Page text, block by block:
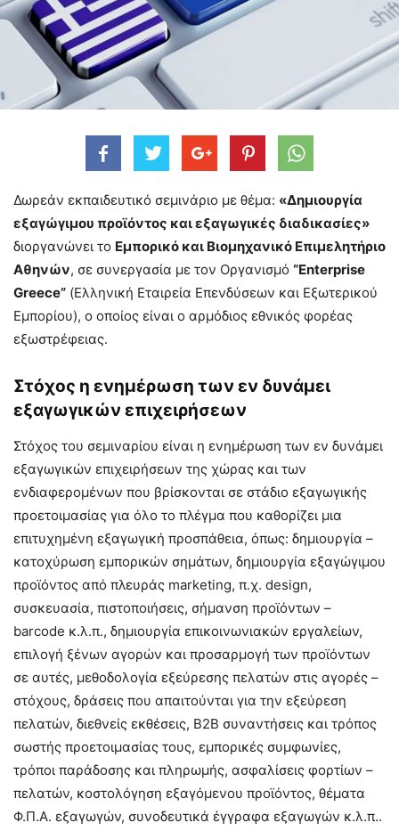
Δωρεάν εκπαιδευτικό σεμινάριο με θέμα: «Δημιουργία
εξαγώγιμου προϊόντος και εξαγωγικές διαδικασίες»
διοργανώνει το Εμπορικό και Βιομηχανικό Επιμελητήριο
Αθηνών, σε συνεργασία με τον Οργανισμό “Enterprise
Greece” (Ελληνική Εταιρεία Επενδύσεων και Εξωτερικού
Εμπορίου), ο οποίος είναι ο αρμόδιος εθνικός φορέας
εξωστρέφειας.
Στόχος η ενημέρωση των εν δυνάμει
εξαγωγικών επιχειρήσεων
Στόχος του σεμιναρίου είναι η ενημέρωση των εν δυνάμει
εξαγωγικών επιχειρήσεων της χώρας και των
ενδιαφερομένων που βρίσκονται σε στάδιο εξαγωγικής
προετοιμασίας για όλο το πλέγμα που καθορίζει μια
επιτυχημένη εξαγωγική προσπάθεια, όπως: δημιουργία –
κατοχύρωση εμπορικών σημάτων, δημιουργία εξαγώγιμου
προϊόντος από πλευράς marketing, π.χ. design,
συσκευασία, πιστοποιήσεις, σήμανση προϊόντων –
barcode κ.λ.π., δημιουργία επικοινωνιακών εργαλείων,
επιλογή ξένων αγορών και προσαρμογή των προϊόντων
σε αυτές, μεθοδολογία εξεύρεσης πελατών στις αγορές –
στόχους, δράσεις που απαιτούνται για την εξεύρεση
πελατών, διεθνείς εκθέσεις, Β2Β συναντήσεις και τρόπος
σωστής προετοιμασίας τους, εμπορικές συμφωνίες,
τρόποι παράδοσης και πληρωμής, ασφαλίσεις φορτίων –
πελατών, κοστολόγηση εξαγόμενου προϊόντος, θέματα
Φ.Π.Α. εξαγωγών, συνοδευτικά έγγραφα εξαγωγών κ.λ.π..